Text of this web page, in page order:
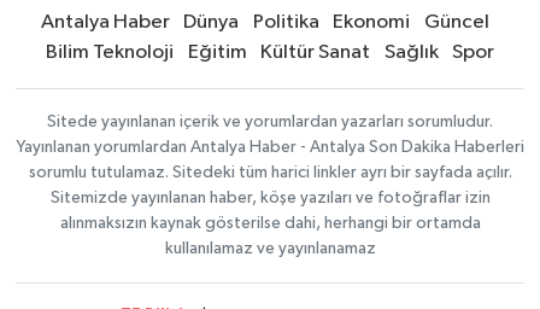
Antalya Haber Dünya Politika Ekonomi
Güncel
Bilim Teknoloji
Eğitim Kültür Sanat Sağlık Spor
Sitede yayınlanan içerik ve yorumlardan yazarları sorumludur.
Yayınlanan yorumlardan Antalya Haber - Antalya Son Dakika Haberleri
sorumlu tutulamaz. Sitedeki tüm harici linkler ayrı bir sayfada açılır.
Sitemizde yayınlanan haber, köşe yazıları ve fotoğraflar izin
alınmaksızın kaynak gösterilse dahi, herhangi bir ortamda
kullanılamaz ve yayınlanamaz